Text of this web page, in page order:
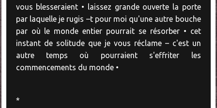
vous blesseraient • laissez grande ouverte la porte
par laquelle je rugis –t pour moi qu'une autre bouche
par où le monde entier pourrait se résorber • cet
instant de solitude que je vous réclame – c'est un
autre temps où pourraient s'effriter les
commencements du monde •
*